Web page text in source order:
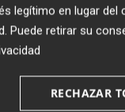
legítimo en lugar
. Puede retirar su
RECHAZAR